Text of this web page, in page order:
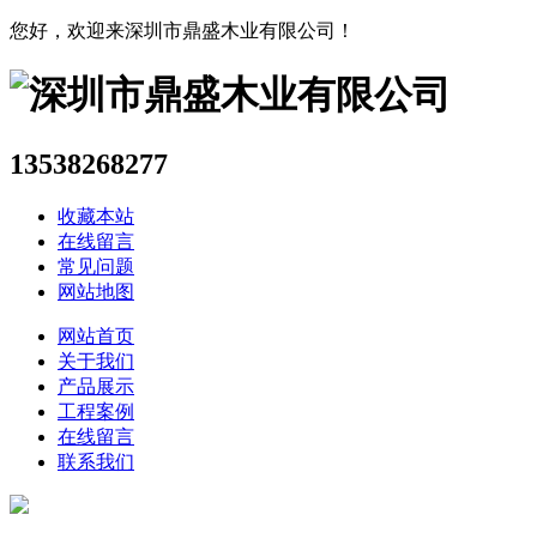
您好，欢迎来深圳市鼎盛木业有限公司！
13538268277
收藏本站
在线留言
常见问题
网站地图
网站首页
关于我们
产品展示
工程案例
在线留言
联系我们